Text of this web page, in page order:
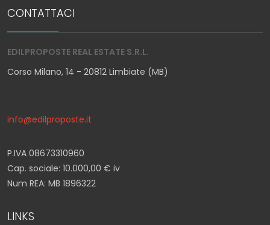
CONTATTACI
EDILPROPOSTE REAL ESTATE S.R.L.
Corso Milano, 14 - 20812 Limbiate (MB)
info@edilproposte.it
P.IVA 08673310960
Cap. sociale: 10.000,00 € iv
Num REA: MB 1896322
LINKS